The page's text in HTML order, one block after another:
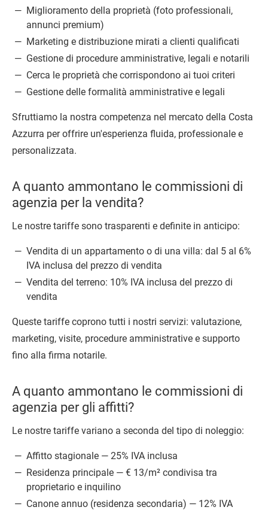
Miglioramento della proprietà (foto professionali,
annunci premium)
Marketing e distribuzione mirati a clienti qualificati
Gestione di procedure amministrative, legali e notarili
Cerca le proprietà che corrispondono ai tuoi criteri
Gestione delle formalità amministrative e legali
Sfruttiamo la nostra competenza nel mercato della Costa
Azzurra per offrire un'esperienza fluida, professionale e
personalizzata.
A quanto ammontano le commissioni di
agenzia per la vendita?
Le nostre tariffe sono trasparenti e definite in anticipo:
Vendita di un appartamento o di una villa: dal 5 al 6%
IVA inclusa del prezzo di vendita
Vendita del terreno: 10% IVA inclusa del prezzo di
vendita
Queste tariffe coprono tutti i nostri servizi: valutazione,
marketing, visite, procedure amministrative e supporto
fino alla firma notarile.
A quanto ammontano le commissioni di
agenzia per gli affitti?
Le nostre tariffe variano a seconda del tipo di noleggio:
Affitto stagionale — 25% IVA inclusa
Residenza principale — € 13/m² condivisa tra
proprietario e inquilino
Canone annuo (residenza secondaria) — 12% IVA